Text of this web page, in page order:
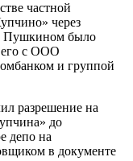
частной
через
Пушкином было
его с ООО
и группой
разрешение на
до
депо на
в документе